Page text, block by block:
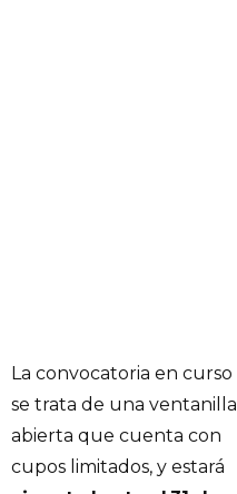
La convocatoria en curso
se trata de una ventanilla
abierta que cuenta con
cupos limitados, y estará